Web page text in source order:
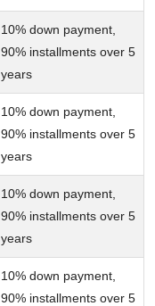
10% down payment,
90% installments over 5
years
10% down payment,
90% installments over 5
years
10% down payment,
90% installments over 5
years
10% down payment,
90% installments over 5